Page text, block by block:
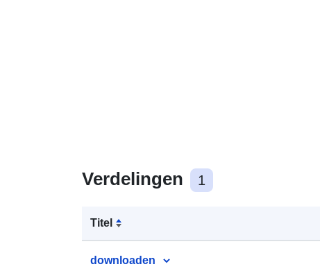
Verdelingen 1
Titel
downloaden